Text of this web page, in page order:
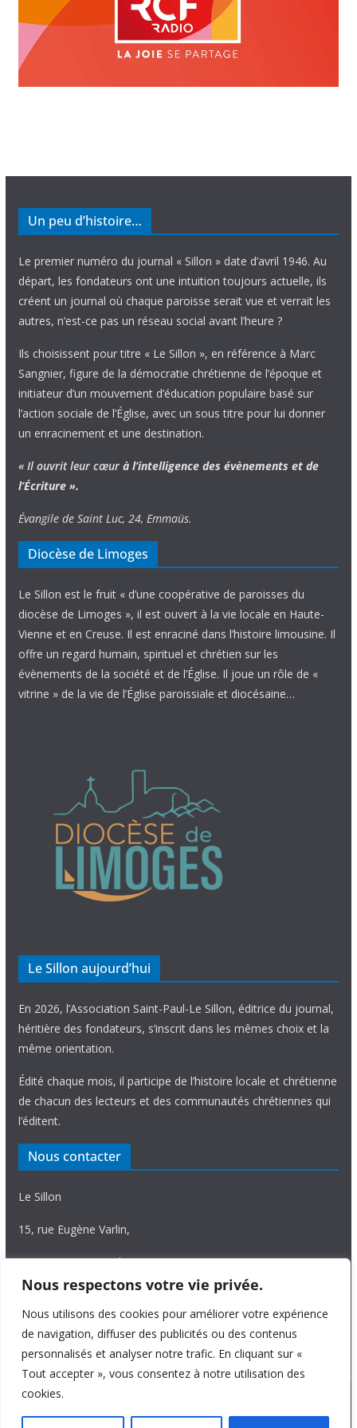
Nous respectons votre vie privée.
Nous utilisons des cookies pour améliorer votre expérience
de navigation, diffuser des publicités ou des contenus
personnalisés et analyser notre trafic. En cliquant sur «
Tout accepter », vous consentez à notre utilisation des
cookies.
Un peu d’histoire…
Le premier numéro du journal « Sillon » date d’avril 1946. Au
départ, les fondateurs ont une intuition toujours actuelle, ils
créent un journal où chaque paroisse serait vue et verrait les
autres, n’est-ce pas un réseau social avant l’heure ?
Ils choisissent pour titre « Le Sillon », en référence à Marc
Sangnier, figure de la démocratie chrétienne de l’époque et
initiateur d’un mouvement d’éducation populaire basé sur
l’action sociale de l’Église, avec un sous titre pour lui donner
un enracinement et une destination.
« Il ouvrit leur cœur à l’intelligence des évènements et de
l’Écriture ».
Évangile de Saint Luc, 24, Emmaüs.
Diocèse de Limoges
Le Sillon est le fruit « d’une coopérative de paroisses du
diocèse de Limoges », il est ouvert à la vie locale en Haute-
Vienne et en Creuse. Il est enraciné dans l’histoire limousine. Il
offre un regard humain, spirituel et chrétien sur les
évènements de la société et de l’Église. Il joue un rôle de «
vitrine » de la vie de l’Église paroissiale et diocésaine…
Le Sillon aujourd’hui
En 2026, l’Association Saint-Paul-Le Sillon, éditrice du journal,
héritière des fondateurs, s’inscrit dans les mêmes choix et la
même orientation.
Édité chaque mois, il participe de l’histoire locale et chrétienne
de chacun des lecteurs et des communautés chrétiennes qui
l’éditent.
Nous contacter
Le Sillon
15, rue Eugène Varlin,
87036 Limoges Cedex.
Tél. 05 55 06 14 15
Nous écrire